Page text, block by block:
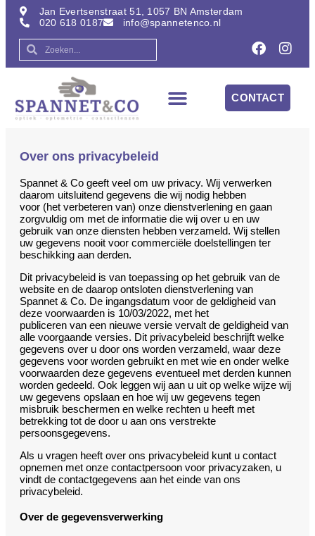
Jan Evertsenstraat 51, 1057 BN Amsterdam
020 618 0187
info@spannetenco.nl
CONTACT
Over ons privacybeleid
Spannet & Co geeft veel om uw privacy. Wij verwerken
daarom uitsluitend gegevens die wij nodig hebben
voor (het verbeteren van) onze dienstverlening en gaan
zorgvuldig om met de informatie die wij over u en uw
gebruik van onze diensten hebben verzameld. Wij stellen
uw gegevens nooit voor commerciële doelstellingen ter
beschikking aan derden.
Dit privacybeleid is van toepassing op het gebruik van de
website en de daarop ontsloten dienstverlening van
Spannet & Co. De ingangsdatum voor de geldigheid van
deze voorwaarden is 10/03/2022, met het
publiceren van een nieuwe versie vervalt de geldigheid van
alle voorgaande versies. Dit privacybeleid beschrijft welke
gegevens over u door ons worden verzameld, waar deze
gegevens voor worden gebruikt en met wie en onder welke
voorwaarden deze gegevens eventueel met derden kunnen
worden gedeeld. Ook leggen wij aan u uit op welke wijze wij
uw gegevens opslaan en hoe wij uw gegevens tegen
misbruik beschermen en welke rechten u heeft met
betrekking tot de door u aan ons verstrekte
persoonsgegevens.
Als u vragen heeft over ons privacybeleid kunt u contact
opnemen met onze contactpersoon voor privacyzaken, u
vindt de contactgegevens aan het einde van ons
privacybeleid.
Over de gegevensverwerking